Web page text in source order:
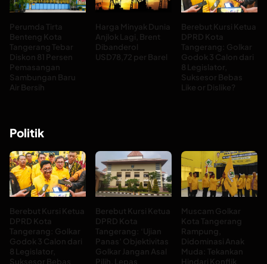
Perumda Tirta
Benteng Kota
Tangerang Tebar
Diskon 81 Persen
Pemasangan
Sambungan Baru
Air Bersih
Harga Minyak Dunia
Anjlok Lagi, Brent
Dibanderol
USD78,72 per Barel
Berebut Kursi Ketua
DPRD Kota
Tangerang: Golkar
Godok 3 Calon dari
8 Legislator,
Suksesor Bebas
Like or Dislike?
Politik
Berebut Kursi Ketua
DPRD Kota
Tangerang: Golkar
Godok 3 Calon dari
8 Legislator,
Suksesor Bebas
Berebut Kursi Ketua
DPRD Kota
Tangerang: ‘Ujian
Panas’ Objektivitas
Golkar Jangan Asal
Pilih, Lepas
Muscam Golkar
Kota Tangerang
Rampung,
Didominasi Anak
Muda: Tekankan
Hindari Konflik